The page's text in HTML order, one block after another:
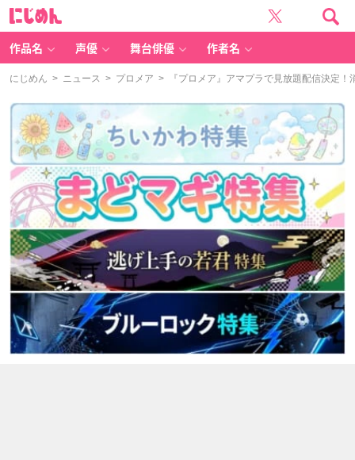
作品名 声優 舞台俳優 作者名
にじめん > ニュース > プロメア > 『プロメア』アマプラで見放題配信決定！